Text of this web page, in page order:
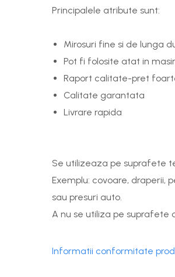
Principalele atribute sunt:
Mirosuri fine si de lunga
Pot fi folosite atat in
Raport calitate-pret
Calitate garantata
Livrare rapida
Se utilizeaza pe suprafete
Exemplu: covoare, draperii,
sau presuri auto.
A nu se utiliza pe suprafete
Informatii conformitate